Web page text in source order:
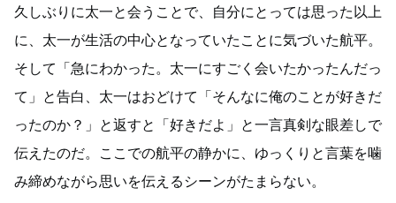
久しぶりに太一と会うことで、自分にとっては思った以上
に、太一が生活の中心となっていたことに気づいた航平。
そして「急にわかった。太一にすごく会いたかったんだっ
て」と告白、太一はおどけて「そんなに俺のことが好きだ
ったのか？」と返すと「好きだよ」と一言真剣な眼差しで
伝えたのだ。ここでの航平の静かに、ゆっくりと言葉を噛
み締めながら思いを伝えるシーンがたまらない。